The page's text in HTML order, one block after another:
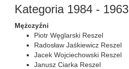
Kategoria 1984 - 1963
Mężczyźni
Piotr Węglarski Reszel
Radosław Jaśkiewicz Reszel
Jacek Wojciechowski Reszel
Janusz Ciarka Reszel